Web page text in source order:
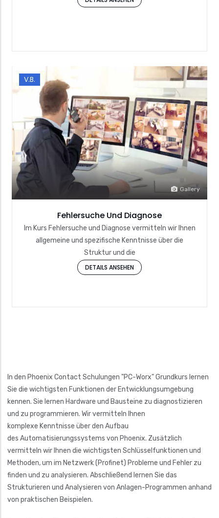
Gallery
V.B.
Fehlersuche Und Diagnose
Im Kurs Fehlersuche und Diagnose vermitteln wir Ihnen
allgemeine und spezifische Kenntnisse über die
Struktur und die
DETAILS ANSEHEN
In den Phoenix Contact Schulungen "PC-Worx" Grundkurs lernen
Sie die wichtigsten Funktionen der Entwicklungsumgebung
kennen. Sie lernen Hardware und Bausteine zu diagnostizieren
und zu programmieren. Wir vermitteln Ihnen
komplexe Kenntnisse über den Aufbau
des Automatisierungssystems von Phoenix. Zusätzlich
vermitteln wir Ihnen die wichtigsten Schlüsselfunktionen und
Methoden, um im Netzwerk (Profinet) Probleme und Fehler zu
finden und zu analysieren. Abschließend lernen Sie das
Strukturieren und Analysieren von Anlagen-Programmen anhand
von praktischen Beispielen.